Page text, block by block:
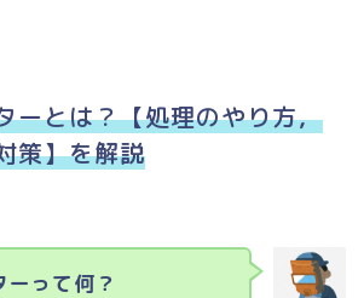
ーとは？【処理のやり方，
策】を解説
って何？